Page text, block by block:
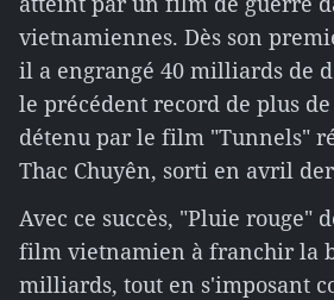
vietnamiennes. Dès son
il a engrangé 40 milliards de
le précédent record de plus
détenu par le film "Tunnels"
Thac Chuyên, sorti en avril
Avec ce succès, "Pluie rouge"
film vietnamien à franchir la
milliards, tout en s'imposant